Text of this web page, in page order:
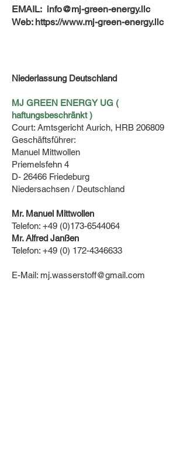
EMAIL: info@mj-green-energy.llc
Web: https://www.mj-green-energy.llc
Niederlassung Deutschland
MJ GREEN ENERGY UG (
haftungsbeschränkt )
Court: Amtsgericht Aurich, HRB 206809
Geschäftsführer:
Manuel Mittwollen
Priemelsfehn 4
D- 26466 Friedeburg
Niedersachsen / Deutschland
Mr. Manuel Mittwollen
Telefon: +49 (0)173-6544064
Mr. Alfred Janßen
Telefon: +49 (0) 172-4346633
E-Mail: mj.wasserstoff@gmail.com